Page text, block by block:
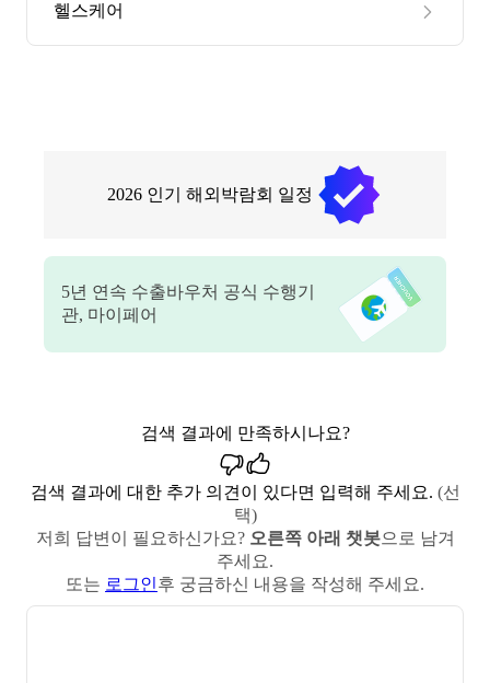
헬스케어
2026 인기 해외박람회 일정
5년 연속 수출바우처 공식 수행기
관, 마이페어
검색 결과에 만족하시나요?
검색 결과에 대한 추가 의견이 있다면 입력해 주세요. (선
택)
저희 답변이 필요하신가요? 오른쪽 아래 챗봇으로 남겨
주세요.
또는 로그인후 궁금하신 내용을 작성해 주세요.